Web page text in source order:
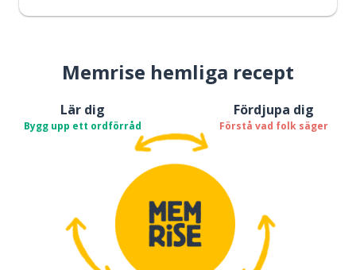
Memrise hemliga recept
Lär dig
Bygg upp ett ordförråd
Fördjupa dig
Förstå vad folk säger